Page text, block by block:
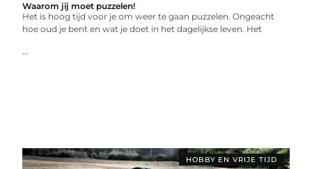
Waarom jij moet puzzelen!
Het is hoog tijd voor je om weer te gaan puzzelen. Ongeacht
hoe oud je bent en wat je doet in het dagelijkse leven. Het
...
HOBBY EN VRIJE TIJD